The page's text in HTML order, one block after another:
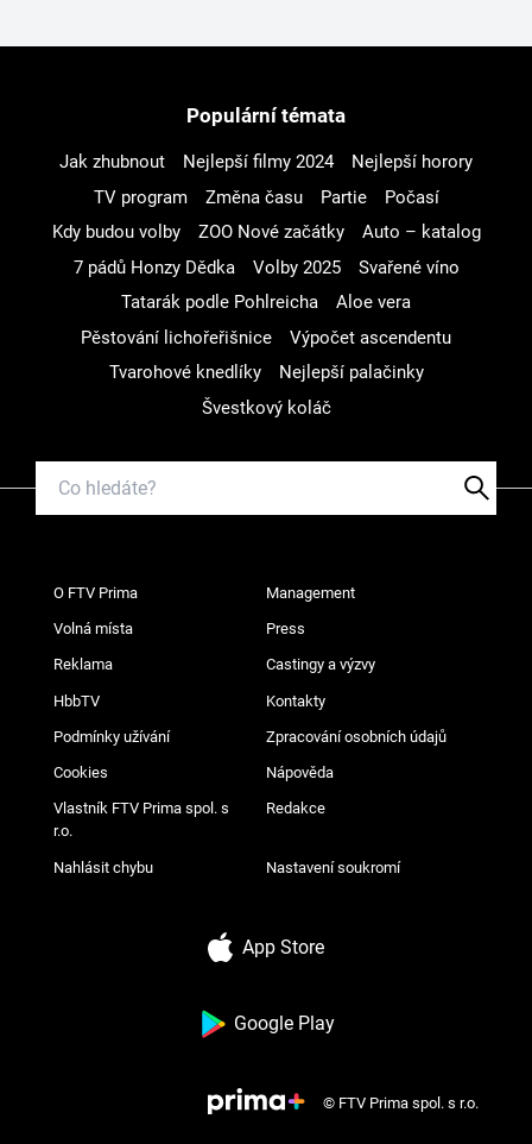
Populární témata
Jak zhubnout Nejlepší filmy 2024
Nejlepší horory
TV program
Změna času Partie
Počasí
Kdy budou volby
ZOO Nové začátky
Auto – katalog
7 pádů Honzy Dědka
Volby 2025
Svařené víno
Tatarák podle Pohlreicha
Aloe vera
Pěstování lichořeřišnice
Výpočet ascendentu
Tvarohové knedlíky
Nejlepší palačinky
Švestkový koláč
O FTV Prima Management
Volná místa Press
Reklama Castingy a výzvy
HbbTV Kontakty
Podmínky užívání Zpracování osobních údajů
Cookies Nápověda
Vlastník FTV Prima spol. s
r.o.
Redakce
Nahlásit chybu Nastavení soukromí
App Store
Google Play
© FTV Prima spol. s r.o.